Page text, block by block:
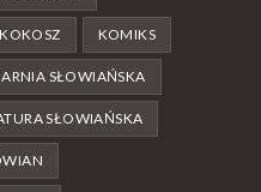
KOMIKS
SŁOWIAŃSKA
SŁOWIAŃSKA